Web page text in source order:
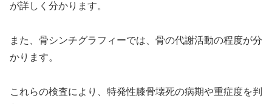
が詳しく分かります。
また、骨シンチグラフィーでは、骨の代謝活動の程度が分
かります。
これらの検査により、特発性膝骨壊死の病期や重症度を判